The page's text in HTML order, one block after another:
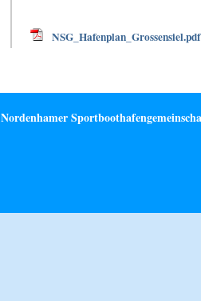
NSG_Hafenplan_Grossensiel.pdf
Nordenhamer